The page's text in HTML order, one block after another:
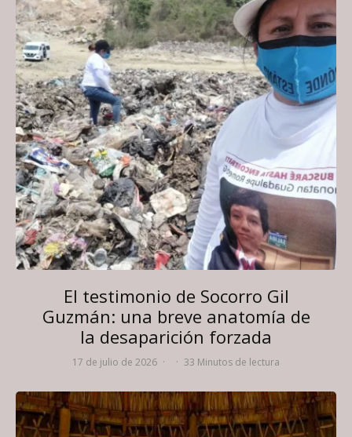
El testimonio de Socorro Gil
Guzmán: una breve anatomía de
la desaparición forzada
17 de julio de 2026 · · 33 Minutos de lectura